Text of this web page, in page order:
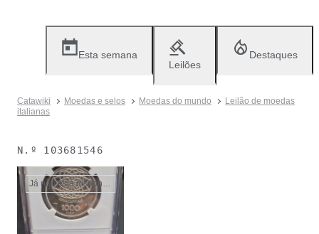
Esta semana
Leilões
Destaques
Catawiki Moedas e selos Moedas do mundo
Leilão de moedas
italianas
N.º 103681546
Já não está disponível